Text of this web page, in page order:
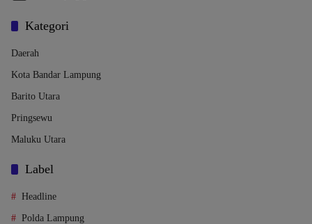
Kategori
Daerah
Kota Bandar Lampung
Barito Utara
Pringsewu
Maluku Utara
Label
Headline
Polda Lampung